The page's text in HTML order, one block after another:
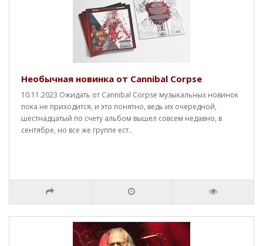
Необычная новинка от Cannibal Corpse
10.11.2023 Ожидать от Cannibal Corpse музыкальных новинок
пока не приходится, и это понятно, ведь их очередной,
шестнадцатый по счету альбом вышел совсем недавно, в
сентябре, но все же группе ест..